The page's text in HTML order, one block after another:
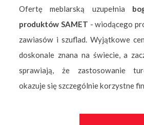
Ofertę meblarską uzupełnia
produktów SAMET - wiodącego
zawiasów i szuflad. Wyjątkowe
doskonale znana na świecie, a
sprawiają, że zastosowanie
okazuje się szczególnie korzystne